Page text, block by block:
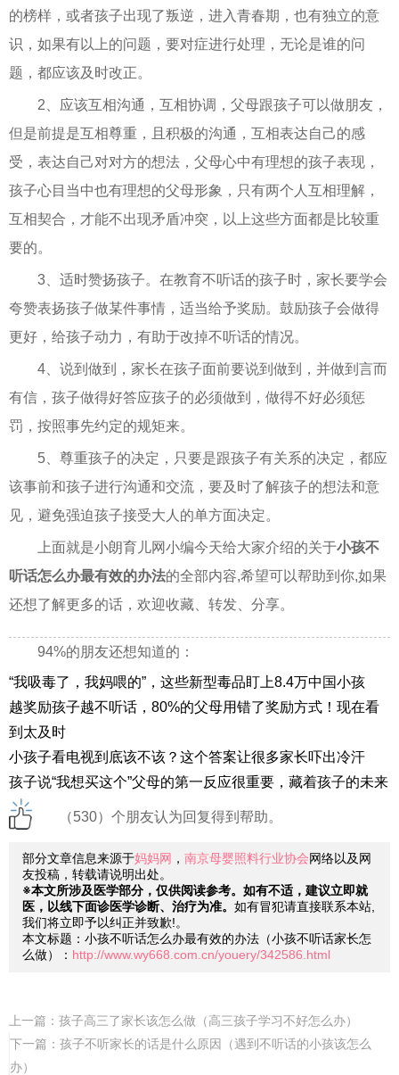
的榜样，或者孩子出现了叛逆，进入青春期，也有独立的意
识，如果有以上的问题，要对症进行处理，无论是谁的问
题，都应该及时改正。
2、应该互相沟通，互相协调，父母跟孩子可以做朋友，
但是前提是互相尊重，且积极的沟通，互相表达自己的感
受，表达自己对对方的想法，父母心中有理想的孩子表现，
孩子心目当中也有理想的父母形象，只有两个人互相理解，
互相契合，才能不出现矛盾冲突，以上这些方面都是比较重
要的。
3、适时赞扬孩子。在教育不听话的孩子时，家长要学会
夸赞表扬孩子做某件事情，适当给予奖励。鼓励孩子会做得
更好，给孩子动力，有助于改掉不听话的情况。
4、说到做到，家长在孩子面前要说到做到，并做到言而
有信，孩子做得好答应孩子的必须做到，做得不好必须惩
罚，按照事先约定的规矩来。
5、尊重孩子的决定，只要是跟孩子有关系的决定，都应
该事前和孩子进行沟通和交流，要及时了解孩子的想法和意
见，避免强迫孩子接受大人的单方面决定。
上面就是小朗育儿网小编今天给大家介绍的关于小孩不
听话怎么办最有效的办法的全部内容,希望可以帮助到你,如果
还想了解更多的话，欢迎收藏、转发、分享。
94%的朋友还想知道的：
“我吸毒了，我妈喂的”，这些新型毒品盯上8.4万中国小孩
越奖励孩子越不听话，80%的父母用错了奖励方式！现在看
到太及时
小孩子看电视到底该不该？这个答案让很多家长吓出冷汗
孩子说“我想买这个”父母的第一反应很重要，藏着孩子的未来
（530）个朋友认为回复得到帮助。
部分文章信息来源于妈妈网 ， 南京母婴照料行业协会网络以及网
友投稿，转载请说明出处。
※本文所涉及医学部分，仅供阅读参考。如有不适，建议立即就
医，以线下面诊医学诊断、治疗为准。 如有冒犯请直接联系本站,
我们将立即予以纠正并致歉!。
本文标题：小孩不听话怎么办最有效的办法（小孩不听话家长怎
么做）： http://www.wy668.com.cn/youery/342586.html
上一篇： 孩子高三了家长该怎么做（高三孩子学习不好怎么办）
下一篇： 孩子不听家长的话是什么原因（遇到不听话的小孩该怎么
办）